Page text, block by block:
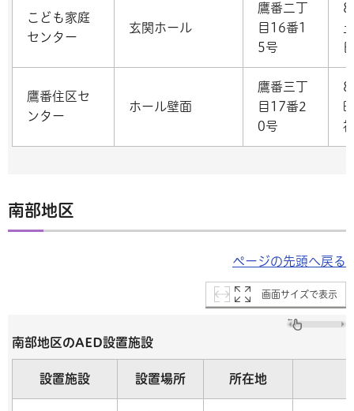
こども家庭
センター
玄関ホール
鷹番二丁
目16番1
5号
8
鷹番住区セ
ンター
ホール壁面
鷹番三丁
目17番2
0号
8
南部地区
ページの先頭へ戻る
画面サイズで表示
南部地区のAED設置施設
設置施設 設置場所 所在地